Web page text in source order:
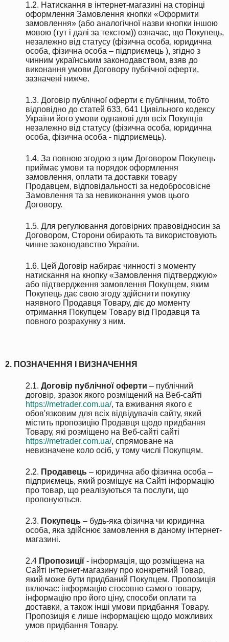
1.2. Натискання в інтернет-магазині на сторінці
оформлення Замовлення кнопки «Оформити
замовлення» (або аналогічної назви кнопки іншою
мовою (тут і далі за текстом)) означає, що Покупець,
незалежно від статусу (фізична особа, юридична
особа, фізична особа – підприємець ), згідно з
чинним українським законодавством, взяв до
виконання умови Договору публічної оферти,
зазначені нижче.
1.3. Договір публічної оферти є публічним, тобто
відповідно до статей 633, 641 Цивільного кодексу
України його умови однакові для всіх Покупців
незалежно від статусу (фізична особа, юридична
особа, фізична особа - підприємець).
1.4. За повною згодою з цим Договором Покупець
приймає умови та порядок оформлення
замовлення, оплати та доставки товару
Продавцем, відповідальності за недобросовісне
Замовлення та за невиконання умов цього
Договору.
1.5. Для регулювання договірних правовідносин за
Договором, Сторони обирають та використовують
чинне законодавство України.
1.6. Цей Договір набирає чинності з моменту
натискання на кнопку «Замовлення підтверджую»
або підтвердження замовлення Покупцем, яким
Покупець дає свою згоду здійснити покупку
наявного Продавця Товару, діє до моменту
отримання Покупцем Товару від Продавця та
повного розрахунку з ним.
2. ПОЗНАЧЕННЯ І ВИЗНАЧЕННЯ
2.1. Договір публічної оферти – публічний
договір, зразок якого розміщений на Веб-сайті
https://metrader.com.ua/, та вживання якого є
обов'язковим для всіх відвідувачів сайту, який
містить пропозицію Продавця щодо придбання
Товару, які розміщено на Веб-сайті сайті
https://metrader.com.ua/, спрямоване на
невизначене коло осіб, у тому числі Покупцям.
2.2. Продавець – юридична або фізична особа –
підприємець, який розміщує на Сайті інформацію
про товар, що реалізуються та послуги, що
пропонуються.
2.3. Покупець – будь-яка фізична чи юридична
особа, яка здійснює замовлення в даному інтернет-
магазині.
2.4 Пропозиції - інформація, що розміщена на
Сайті інтернет-магазину про конкретний Товар,
який може бути придбаний Покупцем. Пропозиція
включає: інформацію стосовно самого товару,
інформацію про його ціну, способи оплати та
доставки, а також інші умови придбання Товару.
Пропозиція є лише інформацією щодо можливих
умов придбання Товару.